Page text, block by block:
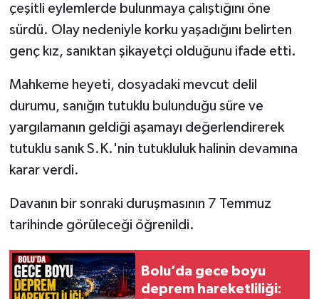
çeşitli eylemlerde bulunmaya çalıştığını öne
sürdü. Olay nedeniyle korku yaşadığını belirten
genç kız, sanıktan şikayetçi olduğunu ifade etti.
Mahkeme heyeti, dosyadaki mevcut delil
durumu, sanığın tutuklu bulunduğu süre ve
yargılamanın geldiği aşamayı değerlendirerek
tutuklu sanık S.K.'nin tutukluluk halinin devamına
karar verdi.
Davanın bir sonraki duruşmasının 7 Temmuz
tarihinde görüleceği öğrenildi.
Bolu’da gece boyu
deprem hareketliliği: